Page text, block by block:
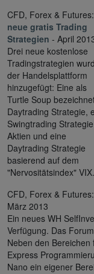
CFD, Forex & Futures:
neue gratis Trading
Strategien - April
Drei neue kostenlose
Tradingstrategien
der Handelsplattform
hinzugefügt: Eine als
Turtle Soup
Daytrading Strategie,
Swingtrading
Aktien und eine
Daytrading Strategie
basierend auf dem
"Nervositätsindex" VIX.
CFD, Forex & Futures:
März 2013
Ein neues WH
Verfügung. Das
Neben den
Express
Nano ein eigener